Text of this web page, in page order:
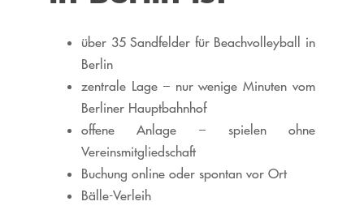
über 35 Sandfelder für Beachvolleyball in
Berlin
zentrale Lage – nur wenige Minuten vom
Berliner Hauptbahnhof
offene Anlage – spielen ohne
Vereinsmitgliedschaft
Buchung online oder spontan vor Ort
Bälle-Verleih